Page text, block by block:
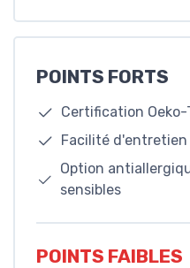
POINTS FORTS
Certification
Facilité d'entretien
Option
sensibles
POINTS FAIBLES